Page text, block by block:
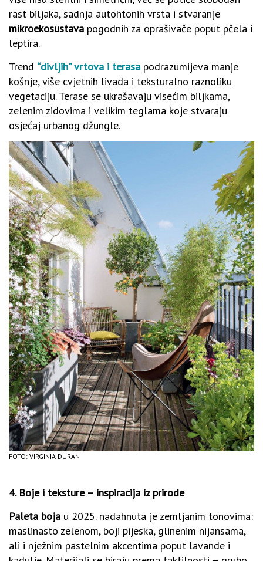
rast biljaka, sadnja autohtonih vrsta i stvaranje
mikroekosustava pogodnih za oprašivače poput pčela i
leptira.
Trend “divljih” vrtova i terasa podrazumijeva manje
košnje, više cvjetnih livada i teksturalno raznoliku
vegetaciju. Terase se ukrašavaju visećim biljkama,
zelenim zidovima i velikim teglama koje stvaraju
osjećaj urbanog džungle.
FOTO: VIRGINIA DURAN
4. Boje i teksture – inspiracija iz prirode
Paleta boja u 2025. nadahnuta je zemljanim tonovima:
maslinasto zelenom, boji pijeska, glinenim nijansama,
ali i nježnim pastelnim akcentima poput lavande i